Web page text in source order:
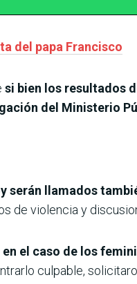
del papa Francisco
si bien los resultados
del Ministerio
serán llamados
de violencia y
el caso de los
culpable,